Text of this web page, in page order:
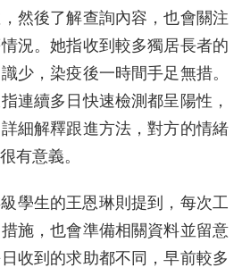
然後了解查詢內容，也會關注
況。她指收到較多獨居長者的
少，染疫後一時間手足無措。
連續多日快速檢測都呈陽性，
細解釋跟進方法，對方的情緒
有意義。
學生的王恩琳則提到，每次工
施，也會準備相關資料並留意
收到的求助都不同，早前較多